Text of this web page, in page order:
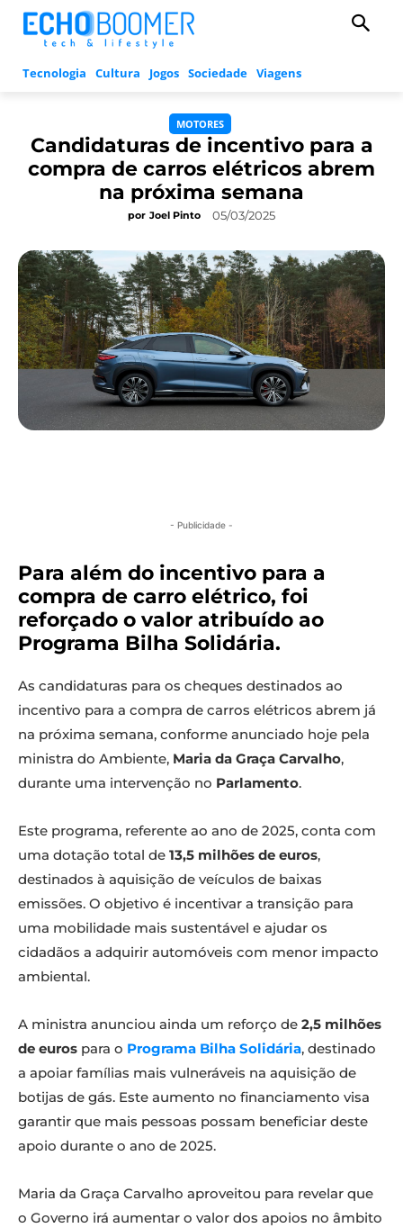
Tecnologia Cultura Jogos Sociedade Viagens
MOTORES
Candidaturas de incentivo para a
compra de carros elétricos abrem
na próxima semana
por Joel Pinto 05/03/2025
- Publicidade -
Para além do incentivo para a
compra de carro elétrico, foi
reforçado o valor atribuído ao
Programa Bilha Solidária.
As candidaturas para os cheques destinados ao
incentivo para a compra de carros elétricos abrem já
na próxima semana, conforme anunciado hoje pela
ministra do Ambiente, Maria da Graça Carvalho,
durante uma intervenção no Parlamento.
Este programa, referente ao ano de 2025, conta com
uma dotação total de 13,5 milhões de euros,
destinados à aquisição de veículos de baixas
emissões. O objetivo é incentivar a transição para
uma mobilidade mais sustentável e ajudar os
cidadãos a adquirir automóveis com menor impacto
ambiental.
A ministra anunciou ainda um reforço de 2,5 milhões
de euros para o Programa Bilha Solidária, destinado
a apoiar famílias mais vulneráveis na aquisição de
botijas de gás. Este aumento no financiamento visa
garantir que mais pessoas possam beneficiar deste
apoio durante o ano de 2025.
Maria da Graça Carvalho aproveitou para revelar que
o Governo irá aumentar o valor dos apoios no âmbito